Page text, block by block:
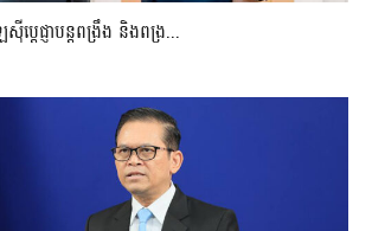
េស៊ីប្ដេជ្ញាបន្តពង្រឹង និងពង្រ...